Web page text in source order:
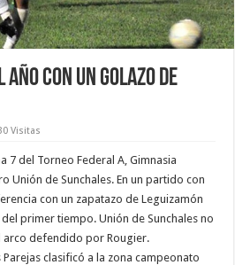
año con un golazo de
Visitas
7 del Torneo Federal A, Gimnasia
Unión de Sunchales. En un partido con
con un zapatazo de Leguizamón
primer tiempo. Unión de Sunchales no
arco defendido por Rougier.
clasificó a la zona campeonato